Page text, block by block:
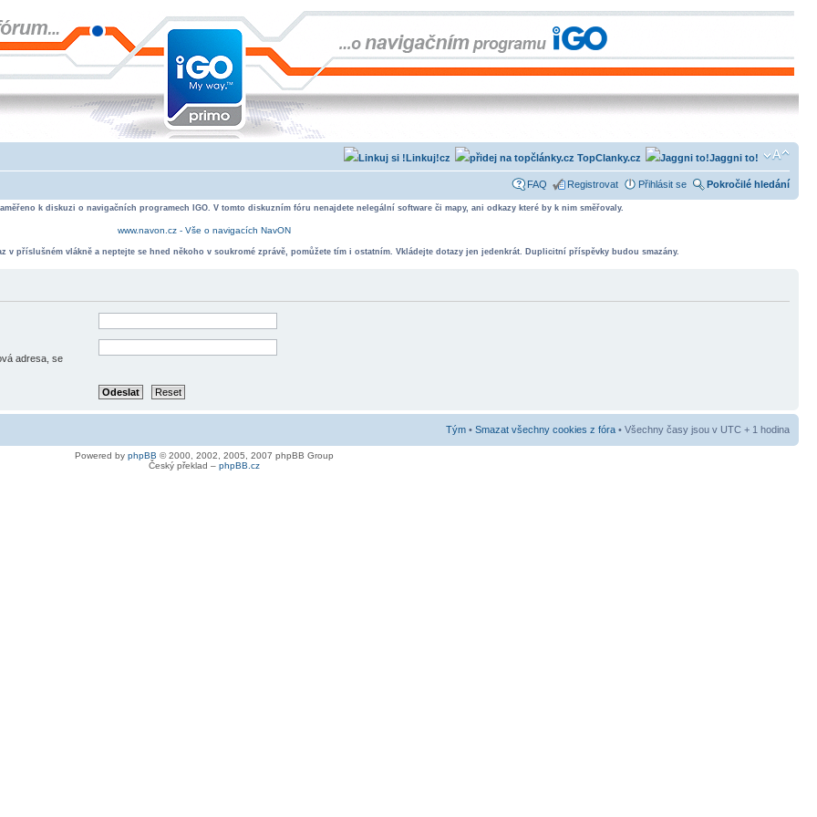
Jaggni to!
TopClanky.cz
Linkuj!cz
FAQ Registrovat Přihlásit se Pokročilé hledání
k diskuzi o navigačních programech IGO. V tomto diskuzním fóru nenajdete nelegální software či mapy, ani odkazy které by k nim směřovaly.
www.navon.cz - Vše o navigacích NavON
v příslušném vlákně a neptejte se hned někoho v soukromé zprávě, pomůžete tím i ostatním. Vkládejte dotazy jen jedenkrát. Duplicitní příspěvky budou smazány.
adresa, se
Tým • Smazat všechny cookies z fóra • Všechny časy jsou v UTC + 1 hodina
Powered by phpBB © 2000, 2002, 2005, 2007 phpBB Group
Český překlad – phpBB.cz